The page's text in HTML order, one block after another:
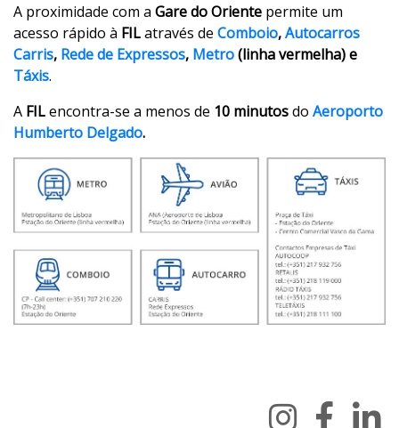
A proximidade com a Gare do Oriente permite um
acesso rápido à FILatravés de Comboio,Autocarros
Carris, Rede de Expressos, Metro(linha vermelha) e
Táxis.
A FILencontra-se a menos de 10 minutosdo Aeroporto
Humberto Delgado.